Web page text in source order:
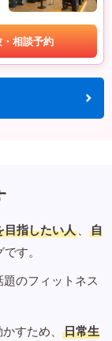
・相談予約
目指したい人 、
自
す。
のフィットネス
すため、
日常生